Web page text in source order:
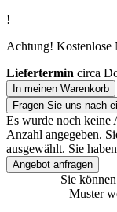
!
Achtung! Kostenlose
Liefertermin circa
In meinen Warenkorb
Fragen Sie uns nach
Es wurde noch keine
Anzahl angegeben.
ausgewählt. Sie
Angebot anfragen
Sie
Muster